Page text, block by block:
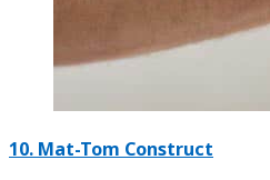
10. Mat-Tom Construct